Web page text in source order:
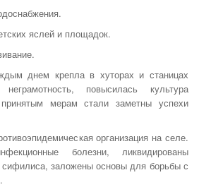
яслей и площадок.
днем крепла в хуторах и станицах
повысилась культура
мерам стали заметны успехи
организация на селе.
болезни, ликвидированы
заложены основы для борьбы с